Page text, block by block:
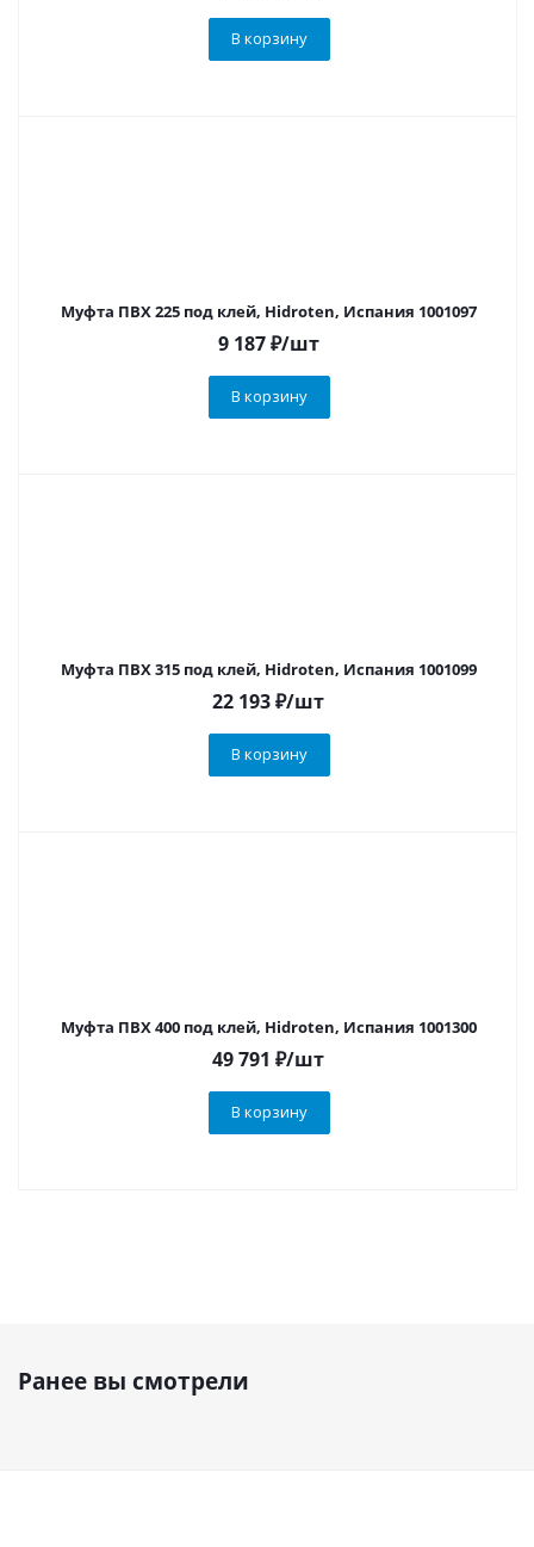
В корзину
Муфта ПВХ 225 под клей, Hidroten, Испания 1001097
9 187₽/шт
В корзину
Муфта ПВХ 315 под клей, Hidroten, Испания 1001099
22 193₽/шт
В корзину
Муфта ПВХ 400 под клей, Hidroten, Испания 1001300
49 791 ₽/шт
В корзину
Ранее вы смотрели